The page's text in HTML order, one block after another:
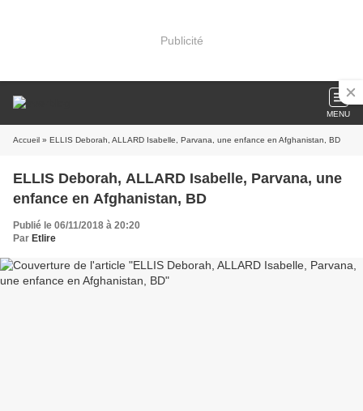
Publicité
MENU
Accueil » ELLIS Deborah, ALLARD Isabelle, Parvana, une enfance en Afghanistan, BD
ELLIS Deborah, ALLARD Isabelle, Parvana, une
enfance en Afghanistan, BD
Publié le 06/11/2018 à 20:20
Par Etlire